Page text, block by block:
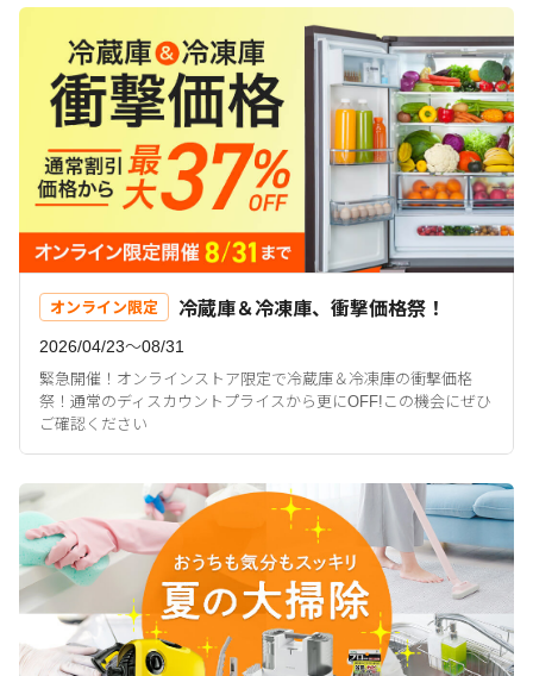
オンライン限定 冷蔵庫＆冷凍庫、衝撃価格祭！
2026/04/23〜08/31
緊急開催！オンラインストア限定で冷蔵庫＆冷凍庫の衝撃価格
祭！通常のディスカウントプライスから更にOFF!この機会にぜひ
ご確認ください